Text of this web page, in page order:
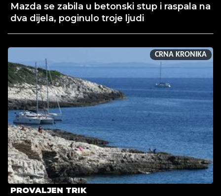
Mazda se zabila u betonski stup i raspala na
dva dijela, poginulo troje ljudi
CRNA KRONIKA
PROVALJEN TRIK